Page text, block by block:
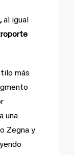
al igual
más
una
Zegna y